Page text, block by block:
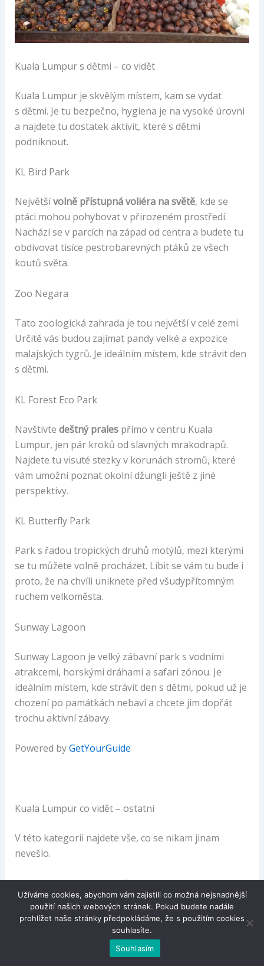
Kuala Lumpur s dětmi – co vidět
Kuala Lumpur je skvělým místem, kam se vydat
s dětmi. Je tu bezpečno, hygiena je na vysoké úrovni
a najdete tu dostatek aktivit, které s dětmi
podniknout.
KL Bird Park
Největšívolně přístupná voliéra na světě, kde se
ptáci mohou pohybovat v přirozeném prostředí.
Nachází se v parcích na západ od centra a budete tu
obdivovat tisíce pestrobarevných ptáků ze všech
koutů světa.
Zoo Negara
Tato zoologická zahrada je tou největší v celé zemi.
Určitě vás budou zajímat pandy velké a expozice
malajských tygrů. Je ideálním místem, kde strávit den
s dětmi.
KL Forest Eco Park
Navštivte deštný pralespřímo v centru Kuala
Lumpur, jen pár kroků od slavných mrakodrapů.
Najdete tu visuté stezky v korunách stromů, které
vám umožní poznat okolní džungli ještě z jiné
perspektivy.
KL Butterfly Park
Park s řadou tropických druhů motýlů, mezi kterými
se tu můžete volně procházet. Líbit se vám tu bude i
proto, že na chvíli uniknete před všudypřítomným
ruchem velkoměsta.
Sunway Lagoon
Sunway Lagoon je velký zábavní park s vodními
atrakcemi, horskými dráhami a safari zónou. Je
ideálním místem, kde strávit den s dětmi, pokud už je
chození po památkách nebaví a chcete jim dopřát
trochu aktivní zábavy.
Powered byGetYourGuide
Kuala Lumpur co vidět – ostatní
V této kategorii najdete vše, co se nikam jinam
nevešlo.
Muzeum islámského umění
Obrovské muzeum s řadou exponátů, které jsou
spjaté s muslimskou a malajskou historií a tradicí.
Najdete tu keramiku, historické knihy i tradiční
oděvy. Nejlepší jsou ovšemminiatury
Užíváme cookies, abychom vám zajistili co možná nejsnadnější
použití našich webových stránek. Pokud budete nadále
prohlížet naše stránky předpokládáme, že s použitím cookies
souhlasíte.
Souhlasím